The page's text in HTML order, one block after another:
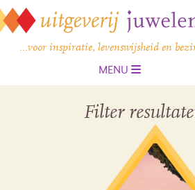
…voor inspiratie, levenswijsheid en
MENU
Filter